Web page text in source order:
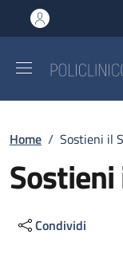
al contenuto
to footer content
Briciole
Home / Sostieni il
Condividi